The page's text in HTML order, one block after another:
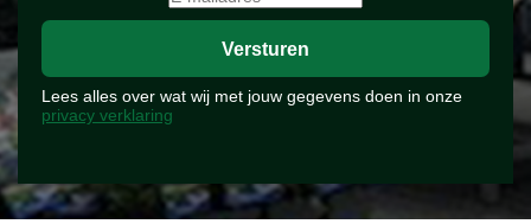
Lees alles over wat wij met jouw gegevens doen in onze
privacy verklaring